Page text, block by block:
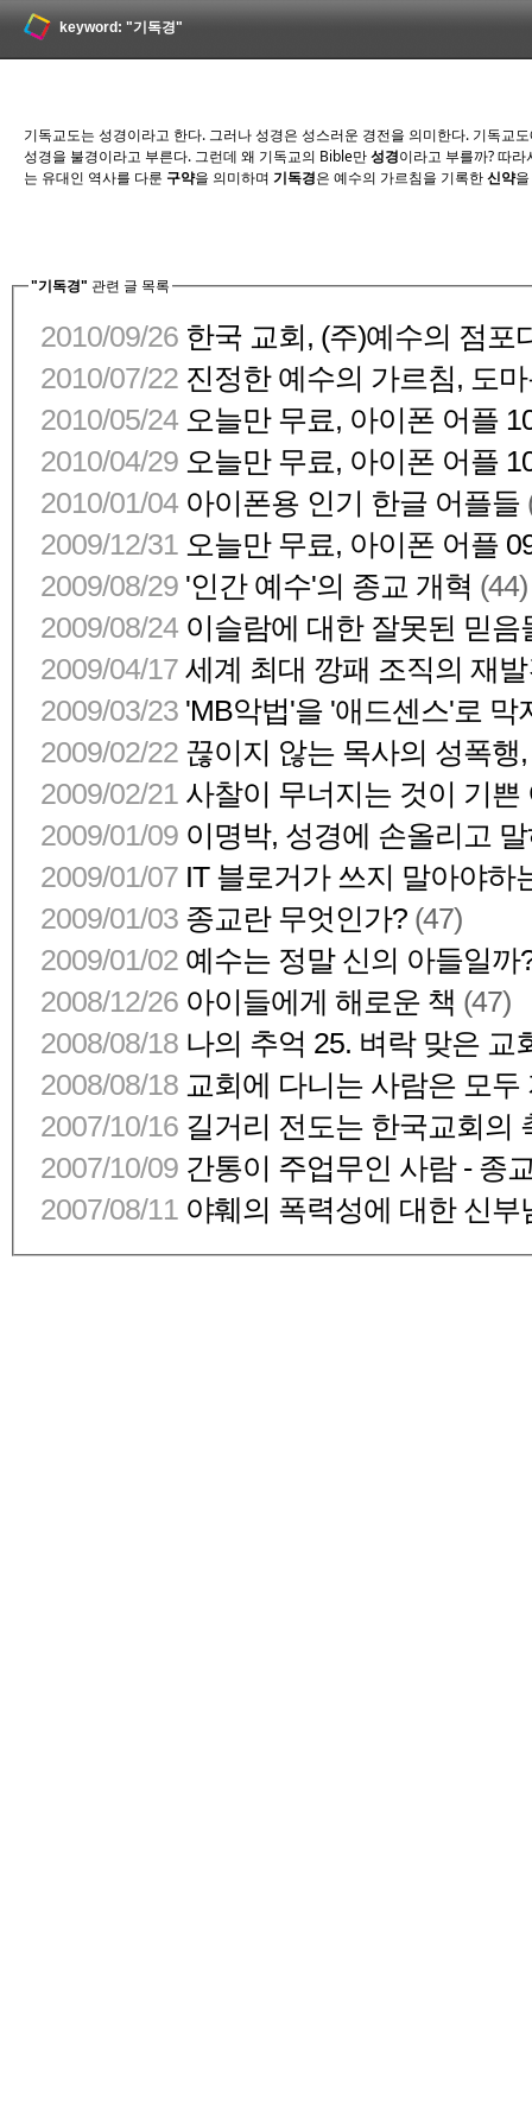
keyword: "기독경"
기독교도는 성경이라고 한다. 그러나 성경은 성스러운 경전을 의미한다. 기독
성경을 불경이라고 부른다. 그런데 왜 기독교의 Bible만성경이라고 부를까? 따
는 유대인 역사를 다룬 구약을 의미하며 기독경은 예수의 가르침을 기록한신약
"기독경" 관련 글 목록
2010/09/26 한국 교회, (주)예수의 점포
2010/07/22 진정한 예수의 가르침, 도
2010/05/24 오늘만 무료, 아이폰 어플
2010/04/29 오늘만 무료, 아이폰 어플
2010/01/04 아이폰용 인기 한글 어플들
2009/12/31 오늘만 무료, 아이폰 어플
2009/08/29 '인간 예수'의 종교 개혁 (44)
2009/08/24 이슬람에 대한 잘못된 믿음
2009/04/17 세계 최대 깡패 조직의 재
2009/03/23 'MB악법'을 '애드센스'로 막
2009/02/22 끊이지 않는 목사의 성폭행
2009/02/21 사찰이 무너지는 것이 기쁜
2009/01/09 이명박, 성경에 손올리고
2009/01/07 IT 블로거가 쓰지 말아야하
2009/01/03 종교란 무엇인가? (47)
2009/01/02 예수는 정말 신의 아들일까
2008/12/26 아이들에게 해로운 책 (47)
2008/08/18 나의 추억 25. 벼락 맞은 교
2008/08/18 교회에 다니는 사람은 모두
2007/10/16 길거리 전도는 한국교회의
2007/10/09 간통이 주업무인 사람 - 종
2007/08/11 야훼의 폭력성에 대한 신부